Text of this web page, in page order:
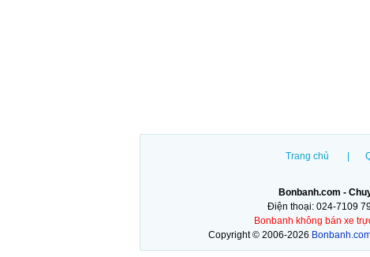
Trang chủ |
Bonbanh.com -
Điện thoại: 024-7109
Bonbanh không bán xe
Copyright © 2006-2026